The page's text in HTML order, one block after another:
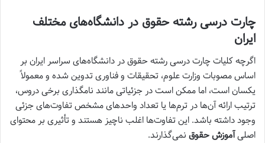
چارت درسی رشته حقوق در دانشگاه‌های مختلف
ایران
اگرچه کلیات چارت درسی رشته حقوق در دانشگاه‌های سراسر ایران بر
اساس مصوبات وزارت علوم، تحقیقات و فناوری تدوین شده و معمولاً
یکسان است، اما ممکن است در جزئیاتی مانند نامگذاری برخی دروس،
ترتیب ارائه آن‌ها در ترم‌ها یا تعداد واحدهای مشخص تفاوت‌های جزئی
وجود داشته باشد. این تفاوت‌ها اغلب ناچیز هستند و تأثیری بر محتوای
اصلیآموزش حقوق نمی‌گذارند.